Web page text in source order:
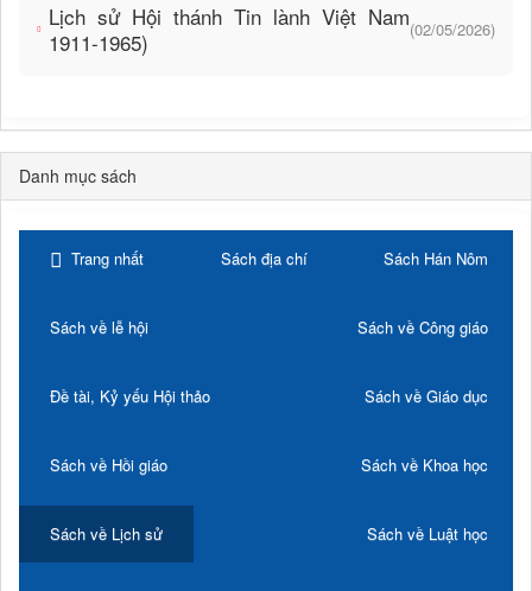
Lịch sử Hội thánh Tin lành Việt Nam
1911-1965)
(02/05/2026)
Danh mục sách
Trang nhất Sách địa chí Sách Hán Nôm
Sách về lễ hội Sách về Công giáo
Đề tài, Kỷ yếu Hội thảo Sách về Giáo dục
Sách về Hồi giáo Sách về Khoa học
Sách về Lịch sử Sách về Luật học